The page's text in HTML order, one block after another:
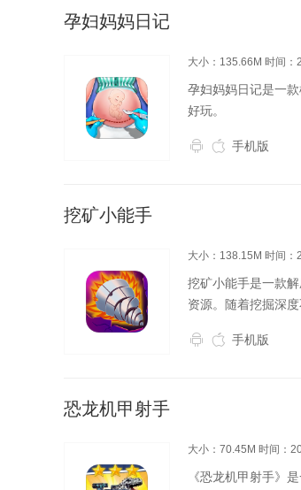
孕妇妈妈日记
大小：135.66M 时间：
孕妇妈妈日记是一
好玩。
手机版
挖矿小能手
大小：138.15M 时间：
挖矿小能手是一款
资源。随着挖掘深
手机版
恐龙机甲射手
大小：70.45M 时间：
《恐龙机甲射手》